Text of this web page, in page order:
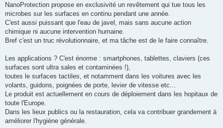
NanoProtection propose en exclusivité un revêtement qui tue tous les
microbes sur les surfaces en continu pendant une année.
C'est aussi puissant que l'eau de javel, mais sans aucune action
chimique ni aucune intervention humaine.
Bref c'est un truc révolutionnaire, et ma tâche est de le faire connaître.
Les applications ? C'est énorme : smartphones, tablettes, claviers (ces
surfaces sont ultra sales et contaminées !),
toutes le surfaces tactiles, et notamment dans les voitures avec les
volants, guidons, poignées de porte, levier de vitesse etc...
Le produit est actuellement en cours de déploiement dans les hopitaux de
toute l'Europe.
Dans les lieux publics ou la restauration, cela va contribuer grandement à
améliorer l'hygiène générale.